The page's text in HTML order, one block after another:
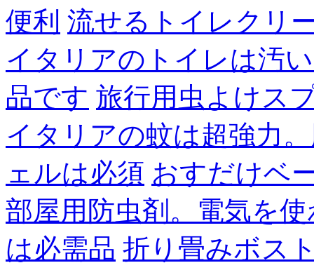
便利 流せるトイレクリ
イタリアのトイレは汚
品です 旅行用虫よけス
イタリアの蚊は超強力
ェルは必須 おすだけベ
部屋用防虫剤。電気を
は必需品 折り畳みボス